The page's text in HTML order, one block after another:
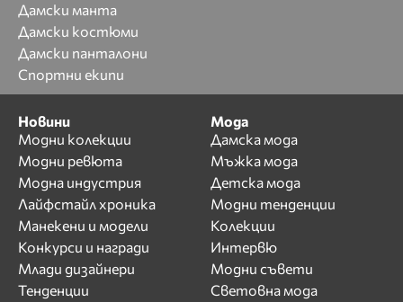
Дамски манта
Дамски костюми
Дамски панталони
Спортни екипи
Новини
Модни колекции
Модни ревюта
Модна индустрия
Лайфстайл хроника
Манекени и модели
Конкурси и награди
Млади дизайнери
Тенденции
Мода
Дамска мода
Мъжка мода
Детска мода
Модни тенденции
Колекции
Интервю
Модни съвети
Световна мода